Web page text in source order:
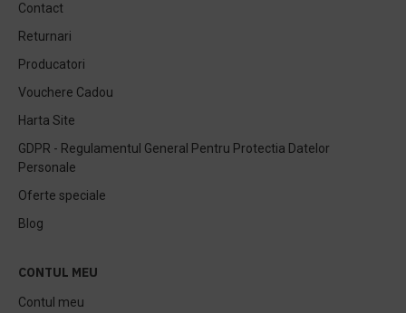
Contact
Returnari
Producatori
Vouchere Cadou
Harta Site
GDPR - Regulamentul General Pentru Protectia Datelor
Personale
Oferte speciale
Blog
CONTUL MEU
Contul meu